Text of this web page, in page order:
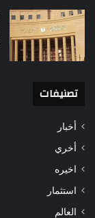
تصنيفات
أخبار
أخري
اخيره
استثمار
العالم